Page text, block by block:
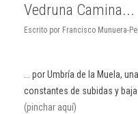
Vedruna Camina...
Escrito por Francisco Munuera-
... por Umbría de la Muela,
constantes de subidas y
(pinchar aquí)